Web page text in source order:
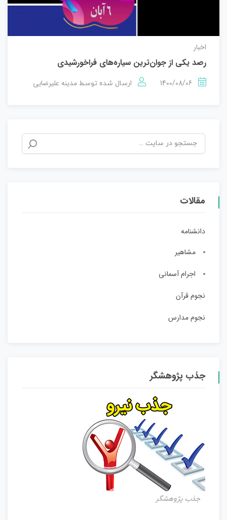
اخبار
رصد یکی از جوان‌ترین سیاره‌های فراخورشیدی
1400/08/06 ارسال شده توسط مدینه علیرضایی
مقالات
دانشنامه
مشاهیر
اجرام آسمانی
نجوم قرآن
نجوم مدارس
جذب پژوهشگر
جذب پژوهشگر